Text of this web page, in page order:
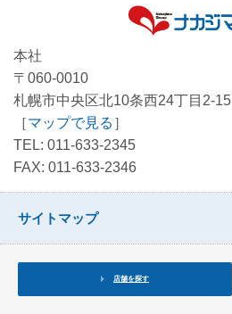
本社
〒060-0010
札幌市中央区北10条西24丁目2-15
［マップで見る ］
TEL: 011-633-2345
FAX: 011-633-2346
サイトマップ
店舗を探す